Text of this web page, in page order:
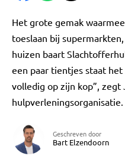
Het grote gemak
toeslaan bij
huizen baart
een paar tientjes staat
volledig op zijn kop”, zegt
hulpverleningsorganisatie.
Geschreven door
Bart Elzendoorn